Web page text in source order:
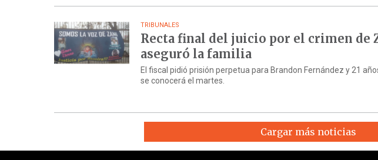
TRIBUNALES
Recta final del juicio por el crimen de
aseguró la familia
El fiscal pidió prisión perpetua para Brandon Fernández y 21
se conocerá el martes.
Cargar más noticias